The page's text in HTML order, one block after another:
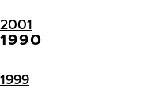
2001
1990
1999